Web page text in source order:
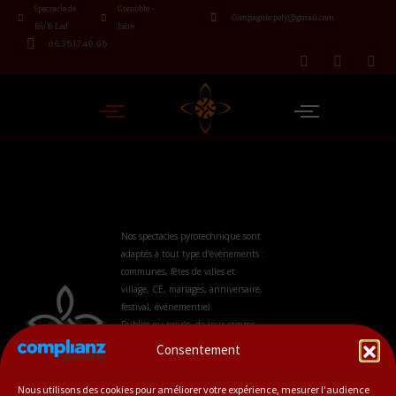
Consentement
Nous utilisons des cookies pour améliorer votre expérience, mesurer l'audience
Spectacle de
feu & Led
Grenoble -
Isère
Compagnie.poly@gmail.com
06.35.17.49.95
Nos spectacles pyrotechnique sont
adaptés à tout type d’évènements :
communes, fêtes de villes et
village, CE, mariages, anniversaire,
festival, événementiel.
Publics ou privés, de jour comme
de nuit, en extérieur ou en salle.